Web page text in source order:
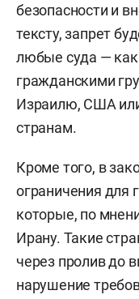
безопасности и
тексту, запрет
любые суда — как
гражданскими
Израилю, США
странам.
Кроме того, в
ограничения для
которые, по
Ирану. Такие
через пролив до
нарушение